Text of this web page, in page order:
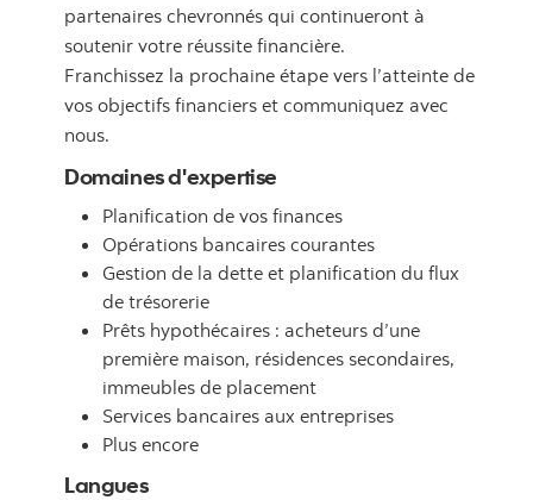
partenaires chevronnés qui continueront à
soutenir votre réussite financière.
Franchissez la prochaine étape vers l’atteinte de
vos objectifs financiers et communiquez avec
nous.
Domaines d'expertise
Planification de vos finances
Opérations bancaires courantes
Gestion de la dette et planification du flux
de trésorerie
Prêts hypothécaires : acheteurs d’une
première maison, résidences secondaires,
immeubles de placement
Services bancaires aux entreprises
Plus encore
Langues